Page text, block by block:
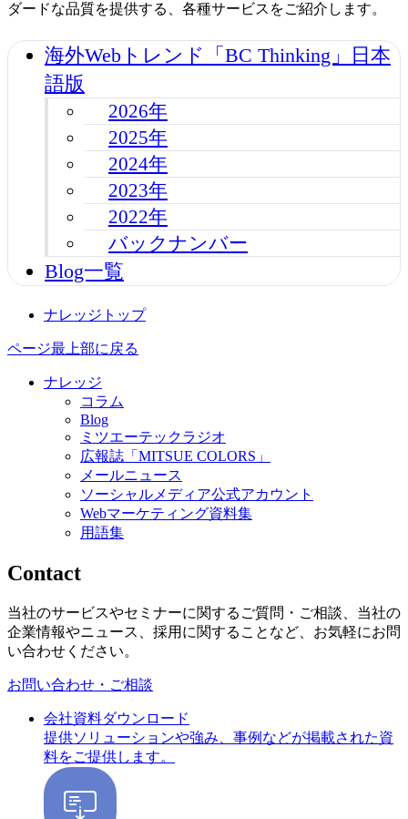
ダードな品質を提供する、各種サービスをご紹介します。
海外Webトレンド「BC Thinking」日本
語版
2026年
2025年
2024年
2023年
2022年
バックナンバー
Blog一覧
ナレッジトップ
ページ最上部に戻る
ナレッジ
コラム
Blog
ミツエーテックラジオ
広報誌「MITSUE COLORS」
メールニュース
ソーシャルメディア公式アカウント
Webマーケティング資料集
用語集
Contact
当社のサービスやセミナーに関するご質問・ご相談、当社の
企業情報やニュース、採用に関することなど、お気軽にお問
い合わせください。
お問い合わせ・ご相談
会社資料ダウンロード
提供ソリューションや強み、事例などが掲載された資
料をご提供します。